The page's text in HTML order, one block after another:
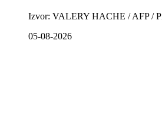
Izvor: VALERY HACHE / AFP /
05-08-2026